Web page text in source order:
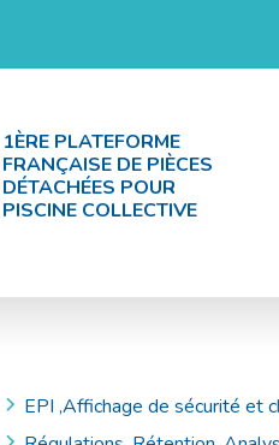
1ÈRE PLATEFORME
FRANÇAISE DE PIÈCES
DÉTACHÉES POUR
PISCINE COLLECTIVE
EPI ,Affichage de sécurité et